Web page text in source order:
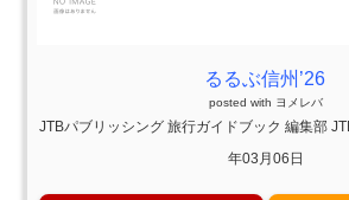
るるぶ信州’26
posted with ヨメレバ
JTBパブリッシング 旅行ガイドブック 編集部
年03月06日